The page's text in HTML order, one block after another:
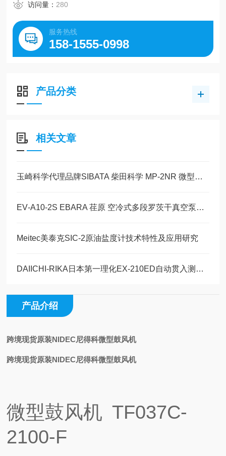
访问量： 280
服务热线
158-1555-0998
产品分类
相关文章
玉崎科学代理品牌SIBATA 柴田科学 MP-2NR 微型无油隔膜迷你泵 完整产品介绍
EV‑A10‑2S EBARA 荏原 空冷式多段罗茨干真空泵产品详情玉科原装现货直发
Meitec美泰克SIC-2原油盐度计技术特性及应用研究
DAIICHI-RIKA日本第一理化EX-210ED自动贯入测量装置行业标准
产品介绍
跨境现货原装NIDEC尼得科微型鼓风机
跨境现货原装NIDEC尼得科微型鼓风机
微型鼓风机 TF037C-
2100-F